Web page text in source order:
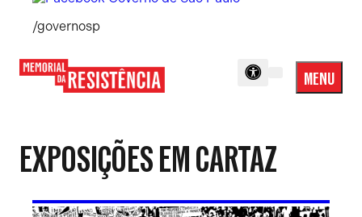
/governosp
MENU
Menu
EXPOSIÇÕES EM CARTAZ